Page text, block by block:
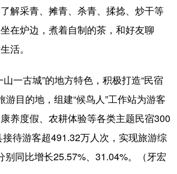
广西 海南 重庆
贵州 云南 西藏
甘肃
蒙古 黑龙江
Français عربى
解采青、摊青、杀青、揉捻、炒干等
在炉边，煮着自制的茶，和好友聊
活。
一古城”的地方特色，积极打造“民宿
游目的地，组建“候鸟人”工作站为游客
养度假、农耕体验等各类主题民宿300
待游客超491.32万人次，实现旅游综
别同比增长25.57%、31.04%。（牙宏